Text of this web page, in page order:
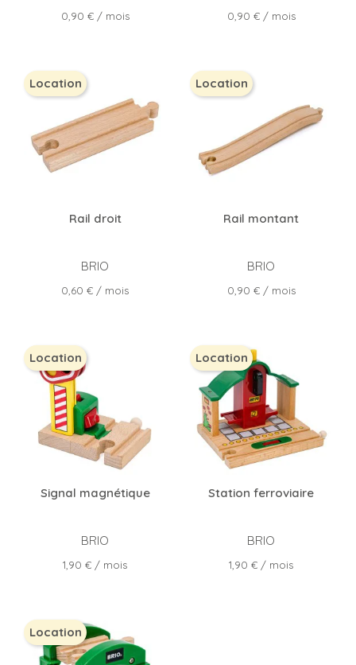
Prix
0,90 €/ mois Prix
0,90 €/ mois
Rail droit
BRIO
Prix
0,60 € / mois
Location
Rail montant
BRIO
Prix
0,90 €/ mois
Location
Signal magnétique
BRIO
Prix
1,90 € / mois
Location
Station ferroviaire
BRIO
Prix
1,90 € / mois
Location
Location